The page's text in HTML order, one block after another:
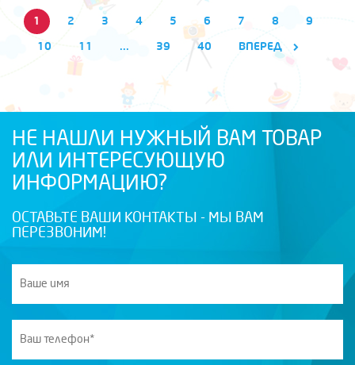
1 2 3 4 5 6 7 8 9
10 11 ... 39 40 ВПЕРЕД
НЕ НАШЛИ НУЖНЫЙ ВАМ ТОВАР
ИЛИ ИНТЕРЕСУЮЩУЮ
ИНФОРМАЦИЮ?
ОСТАВЬТЕ ВАШИ КОНТАКТЫ - МЫ ВАМ
ПЕРЕЗВОНИМ!